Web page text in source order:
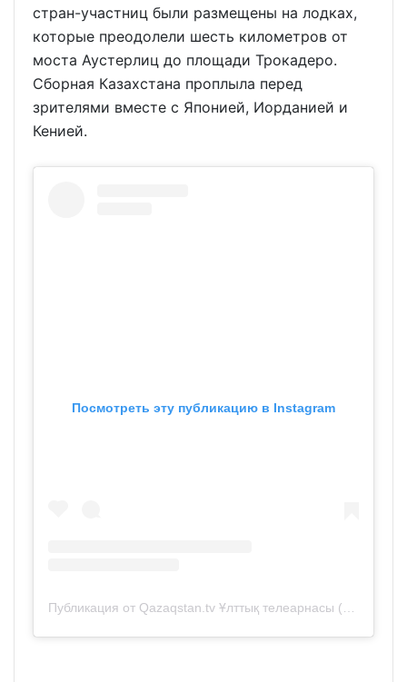
стран-участниц были размещены на лодках,
которые преодолели шесть километров от
моста Аустерлиц до площади Трокадеро.
Сборная Казахстана проплыла перед
зрителями вместе с Японией, Иорданией и
Кенией.
Посмотреть эту публикацию в Instagram
Публикация от Qazaqstan.tv Ұлттық телеарнасы (@qazaqstantv)